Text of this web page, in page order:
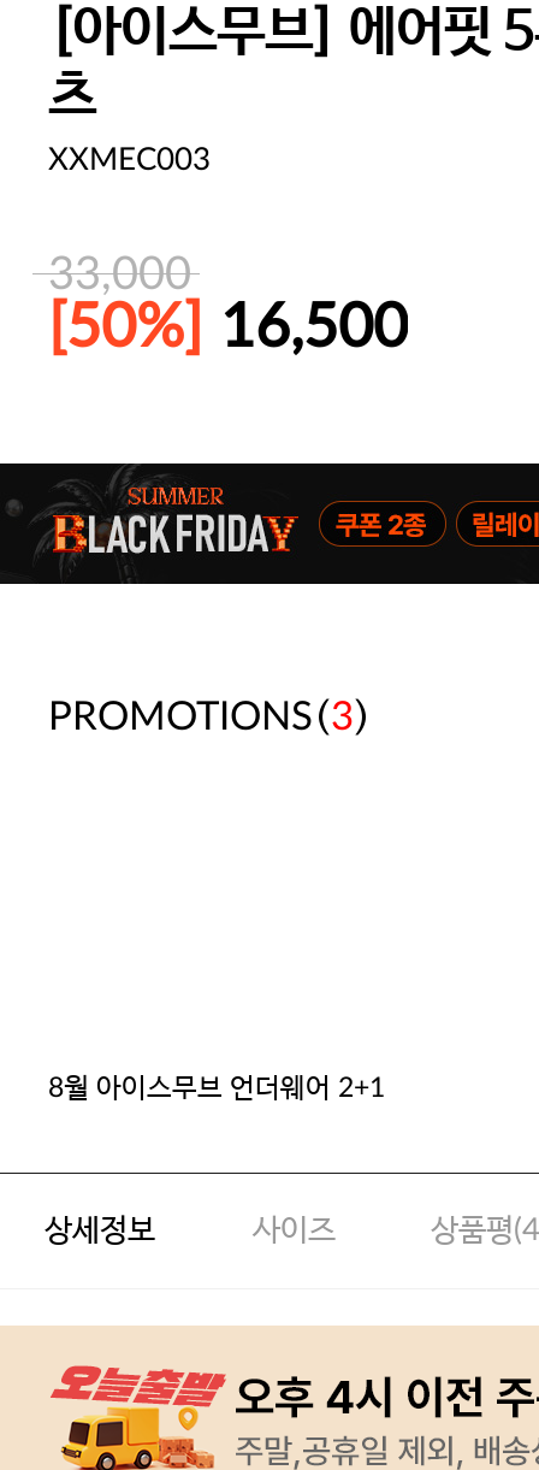
[아이스무브] 에어핏
츠
XXMEC003
33,000
[50%] 16,500
파자마 20%(8.5~31) / 구매금액 제
PROMOTIONS(3)
8월 아이스무브 언더웨어 2+1
상세정보 사이즈 상품평(4